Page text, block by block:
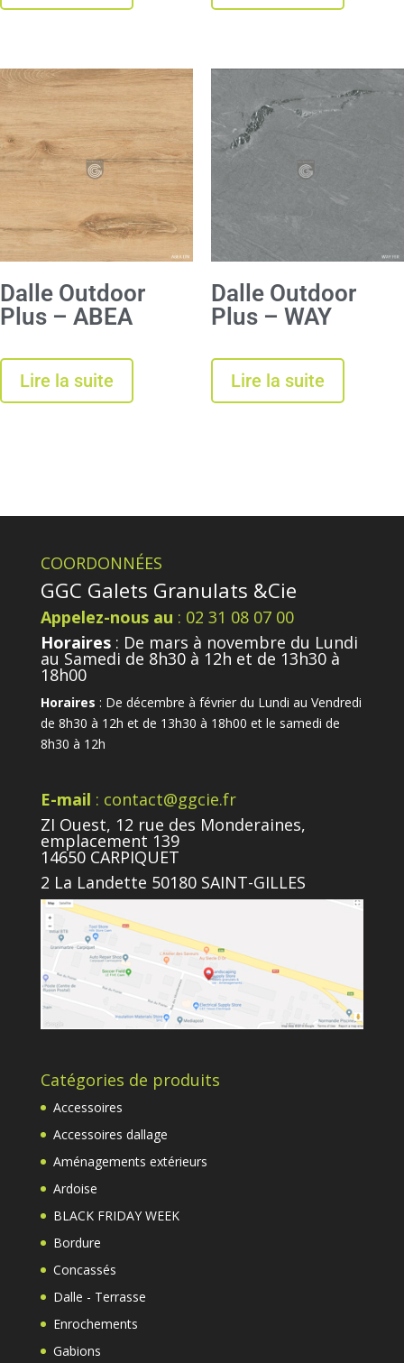
Dalle Outdoor
Plus – ABEA
Lire la suite
Dalle Outdoor
Plus – WAY
Lire la suite
COORDONNÉES
GGC Galets Granulats &Cie
Appelez-nous au : 02 31 08 07 00
Horaires: De mars à novembre du Lundi
au Samedi de 8h30 à 12h et de 13h30 à
18h00
Horaires : De décembre à février du Lundi au Vendredi
de 8h30 à 12h et de 13h30 à 18h00 et le samedi de
8h30 à 12h
E-mail : contact@ggcie.fr
ZI Ouest, 12 rue des Monderaines,
emplacement 139
14650 CARPIQUET
2 La Landette 50180 SAINT-GILLES
Catégories de produits
Accessoires
Accessoires dallage
Aménagements extérieurs
Ardoise
BLACK FRIDAY WEEK
Bordure
Concassés
Dalle - Terrasse
Enrochements
Gabions